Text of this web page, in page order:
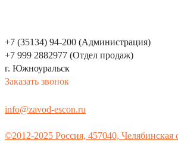
+7 (35134) 94-200 (Администрация)
+7 999 2882977 (Отдел продаж)
г. Южноуральск
Заказать звонок
info@zavod-escon.ru
©2012-2025 Россия, 457040, Челябинская